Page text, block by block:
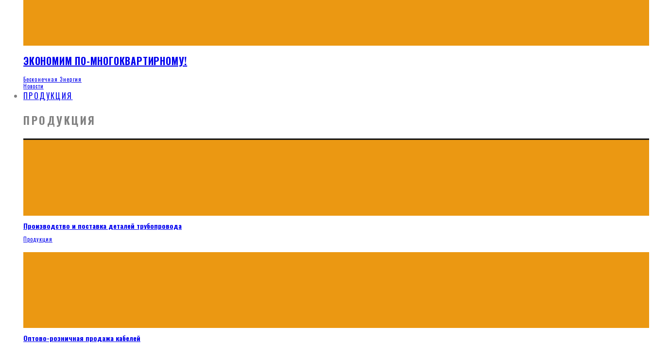
ЭКОНОМИМ ПО-МНОГОКВАРТИРНОМУ!
Бесконечная Энергия
Новости
ПРОДУКЦИЯ
ПРОДУКЦИЯ
Производство и поставка деталей трубопровода
Продукция
Оптово-розничная продажа кабелей